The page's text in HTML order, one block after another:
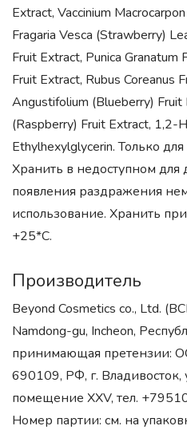
Extract, Vaccinium
Fragaria Vesca (Strawberry)
Fruit Extract, Punica Granatum
Fruit Extract, Rubus Coreanus
Angustifolium (Blueberry) Fruit
(Raspberry) Fruit Extract, 1,2-
Ethylhexylglycerin. Только
Хранить в недоступном для
появления раздражения
использование. Хранить
+25*С.
Производитель
Beyond Cosmetics co., Ltd.
Namdong-gu, Incheon,
принимающая претензии:
690109, РФ, г. Владивосток,
помещение XXV, тел.
Номер партии: см. на